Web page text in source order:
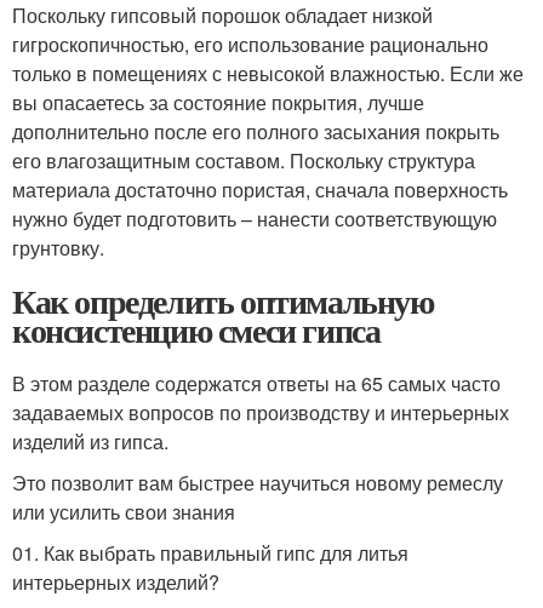
Поскольку гипсовый порошок обладает низкой
гигроскопичностью, его использование рационально
только в помещениях с невысокой влажностью. Если же
вы опасаетесь за состояние покрытия, лучше
дополнительно после его полного засыхания покрыть
его влагозащитным составом. Поскольку структура
материала достаточно пористая, сначала поверхность
нужно будет подготовить – нанести соответствующую
грунтовку.
Как определить оптимальную
консистенцию смеси гипса
В этом разделе содержатся ответы на 65 самых часто
задаваемых вопросов по производству и интерьерных
изделий из гипса.
Это позволит вам быстрее научиться новому ремеслу
или усилить свои знания
01. Как выбрать правильный гипс для литья
интерьерных изделий?